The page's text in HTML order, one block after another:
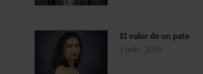
El valor de un pato
1 julio, 2026